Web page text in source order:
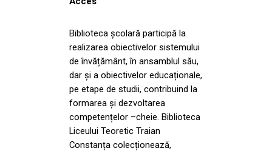
Biblioteca școlară participă la
realizarea obiectivelor sistemului
de învățământ, în ansamblul său,
dar și a obiectivelor educaționale,
pe etape de studii, contribuind la
formarea și dezvoltarea
competențelor –cheie. Biblioteca
Liceului Teoretic Traian
Constanța colecționează,